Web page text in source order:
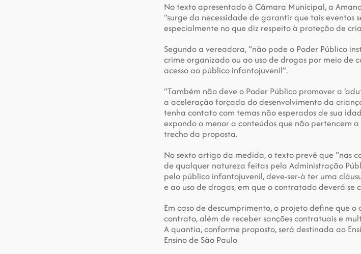
No texto apresentado à Câmara Municipal, a
“surge da necessidade de garantir que tais eventos
especialmente no que diz respeito à proteção de
Segundo a vereadora, “não pode o Poder Público
crime organizado ou ao uso de drogas por meio de
acesso ao público infantojuvenil”.
“Também não deve o Poder Público promover a
a aceleração forçada do desenvolvimento da
tenha contato com temas não esperados de sua
expondo o menor a conteúdos que não pertencem
trecho da proposta.
No sexto artigo da medida, o texto prevê que “nas
de qualquer natureza feitas pela Administração
pelo público infantojuvenil, deve-ser-à ter uma
e ao uso de drogas, em que o contratado deverá se
Em caso de descumprimento, o projeto define que
contrato, além de receber sanções contratuais e
A quantia, conforme proposto, será destinada ao
Ensino de São Paulo